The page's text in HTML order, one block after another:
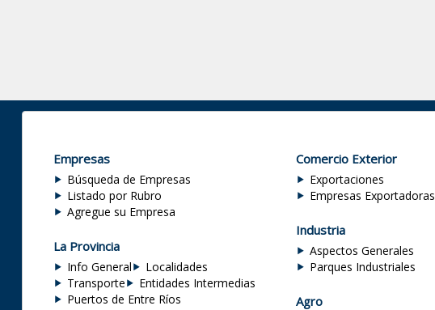
Empresas
Búsqueda de Empresas
Listado por Rubro
Agregue su Empresa
La Provincia
Info General
Localidades
Transporte
Entidades Intermedias
Puertos de Entre Ríos
Comercio Exterior
Exportaciones
Empresas Exportadoras
Industria
Aspectos Generales
Parques Industriales
Agro